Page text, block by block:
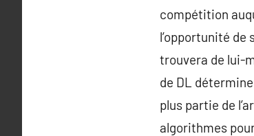
compétition
l’opportunité de
trouvera de lui-
de DL
plus partie de
algorithmes